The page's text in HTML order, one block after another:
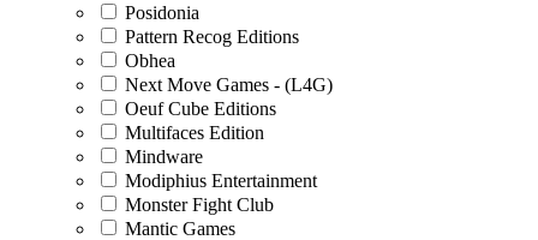
Posidonia
Pattern Recog Editions
Obhea
Next Move Games - (L4G)
Oeuf Cube Editions
Multifaces Edition
Mindware
Modiphius Entertainment
Monster Fight Club
Mantic Games